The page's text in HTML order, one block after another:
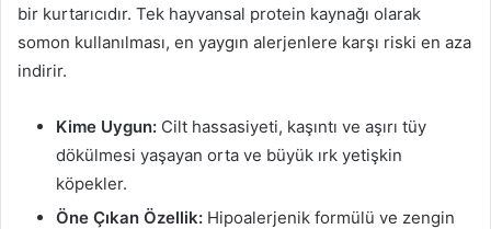
bir kurtarıcıdır. Tek hayvansal protein kaynağı olarak
somon kullanılması, en yaygın alerjenlere karşı riski en aza
indirir.
Kime Uygun: Cilt hassasiyeti, kaşıntı ve aşırı tüy
dökülmesi yaşayan orta ve büyük ırk yetişkin
köpekler.
Öne Çıkan Özellik: Hipoalerjenik formülü ve zengin